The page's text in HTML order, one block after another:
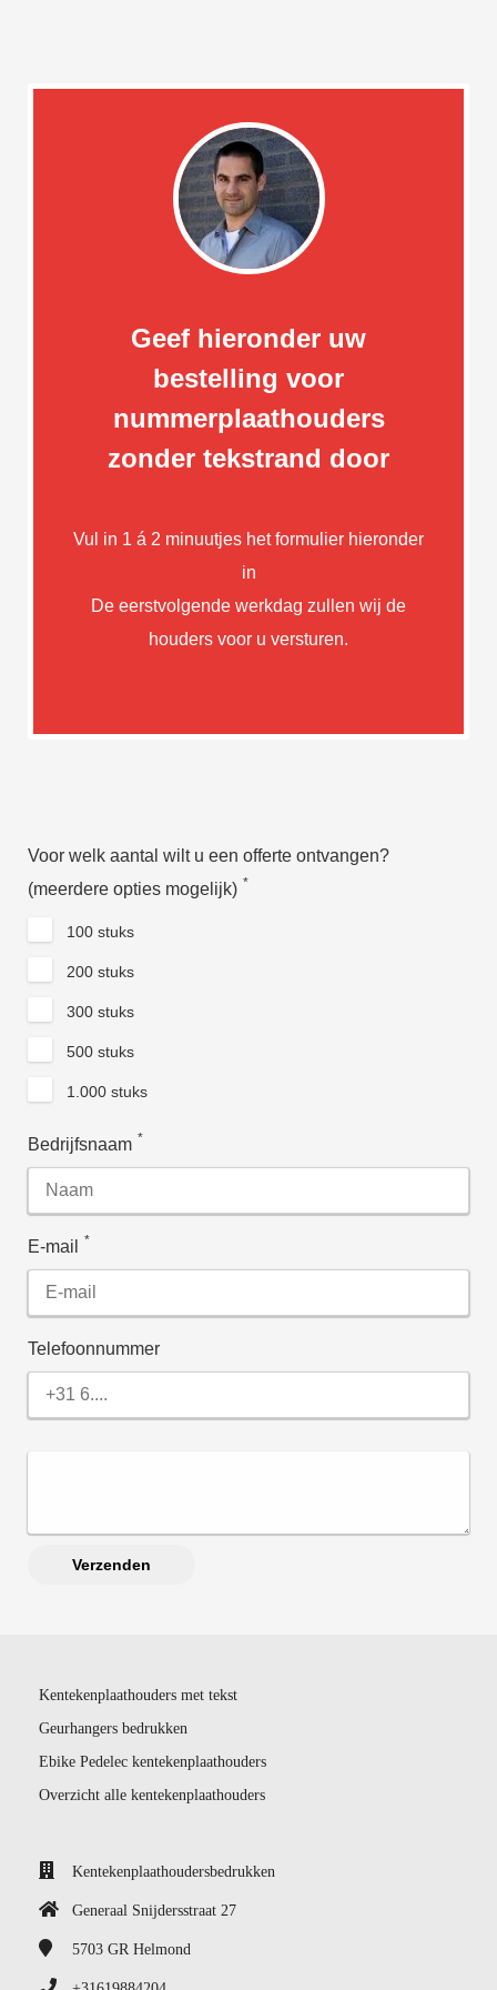
Geef hieronder uw
bestelling voor
nummerplaathouders
zonder tekstrand door
Vul in 1 á 2 minuutjes het formulier hieronder
in
De eerstvolgende werkdag zullen wij de
houders voor u versturen.
Voor welk aantal wilt u een offerte ontvangen?
(meerdere opties mogelijk) *
100 stuks
200 stuks
300 stuks
500 stuks
1.000 stuks
Bedrijfsnaam *
E-mail *
Telefoonnummer
Verzenden
Kentekenplaathouders met tekst
Geurhangers bedrukken
Ebike Pedelec kentekenplaathouders
Overzicht alle kentekenplaathouders
Kentekenplaathoudersbedrukken
Generaal Snijdersstraat 27
5703 GR Helmond